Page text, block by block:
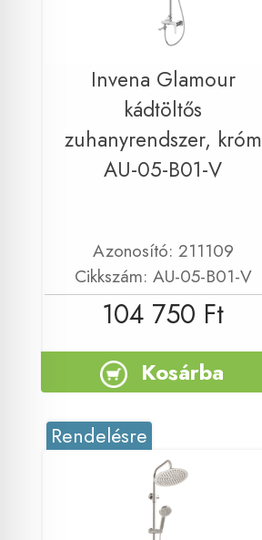
Invena Glamour
kádtöltős
zuhanyrendszer, króm
AU-05-B01-V
Azonosító: 211109
Cikkszám: AU-05-B01-V
104 750 Ft
Kosárba
Rendelésre